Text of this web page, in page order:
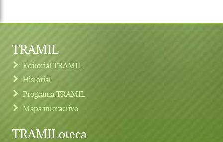
TRAMIL
Editorial TRAMIL
Historial
Programa TRAMIL
Mapa interactivo
TRAMILoteca